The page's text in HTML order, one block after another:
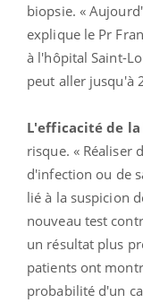
biopsie. «
explique le Pr
à l'hôpital Saint-
peut aller jusqu'à
L'efficacité de
risque. « Réaliser
d'infection ou de
lié à la suspicion
nouveau test
un résultat plus
patients ont
probabilité d'un